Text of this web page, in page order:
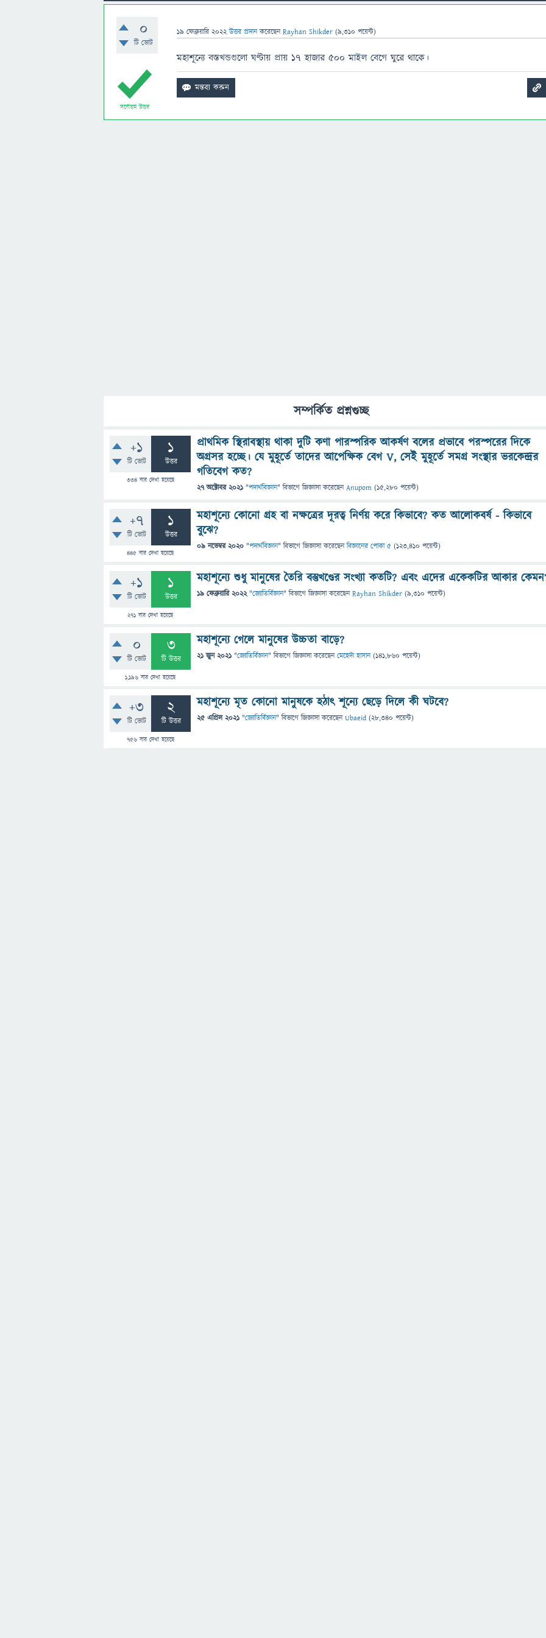
0
টি ভোট
19 ফেব্রুয়ারি 2022 উত্তর প্রদান করেছেনRayhan Shikder (9,310 পয়েন্ট)
সর্বোত্তম উত্তর
মহাশূন্যে বস্তখন্ডগুলো ঘণ্টায় প্রায় ১৭ হাজার ৫০০ মাইল বেগে ঘুরে থাকে।
সম্পর্কিত প্রশ্নগুচ্ছ
+1
টি ভোট
1
উত্তর
334বার দেখা হয়েছে
প্রাথমিক স্থিরাবস্থায় থাকা দুটি কণা পারস্পরিক আকর্ষণ বলের প্রভাবে পরস্পরের দিকে
অগ্রসর হচ্ছে। যে মুহূর্তে তাদের আপেক্ষিক বেগ V, সেই মুহূর্তে সমগ্র সংস্থার ভরকেন্দ্রর
গতিবেগ কত?
27 অক্টোবর 2021 "পদার্থবিজ্ঞান" বিভাগে জিজ্ঞাসাকরেছেনAnupom (15,280 পয়েন্ট)
+7
টি ভোট
1
উত্তর
445 বার দেখা হয়েছে
মহাশূন্যে কোনো গ্রহ বা নক্ষত্রের দূরত্ব নির্ণয় করে কিভাবে? কত আলোকবর্ষ - কিভাবে
বুঝে?
09 নভেম্বর 2020 "পদার্থবিজ্ঞান" বিভাগে জিজ্ঞাসাকরেছেনবিজ্ঞানের পোকা ৫ (123,410 পয়েন্ট)
+1
টি ভোট
1
উত্তর
271 বার দেখা হয়েছে
মহাশূন্যে শুধু মানুষের তৈরি বস্তুখণ্ডের সংখ্যা কতটি? এবং এদের একেকটির আকার
19 ফেব্রুয়ারি 2022 "জ্যোতির্বিজ্ঞান" বিভাগে জিজ্ঞাসাকরেছেনRayhan Shikder (9,310 পয়েন্ট)
0
টি ভোট
3
টি উত্তর
1,196 বার দেখা হয়েছে
মহাশূন্যে গেলে মানুষের উচ্চতা বাড়ে?
21 জুন 2021 "জ্যোতির্বিজ্ঞান" বিভাগে জিজ্ঞাসাকরেছেনমেহেদী হাসান (141,860 পয়েন্ট)
+3
টি ভোট
2
টি উত্তর
756বার দেখা হয়েছে
মহাশূন্যে মৃত কোনো মানুষকে হঠাৎ শূন্যে ছেড়ে দিলে কী ঘটবে?
25 এপ্রিল 2021 "জ্যোতির্বিজ্ঞান" বিভাগে জিজ্ঞাসাকরেছেনUbaeid (28,340 পয়েন্ট)